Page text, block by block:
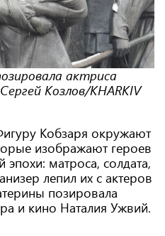
актриса
Козлов/KHARKIV
Кобзаря окружают
изображают героев
матроса, солдата,
лепил их с актеров
позировала
и кино Наталия Ужвий.